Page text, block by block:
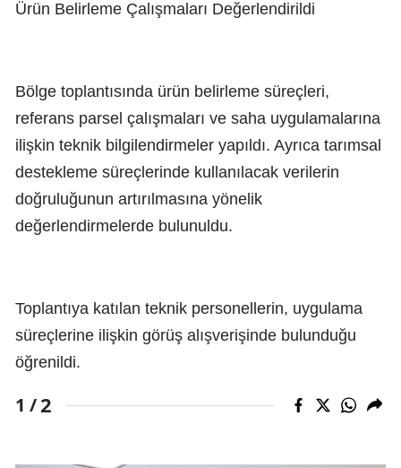
Ürün Belirleme Çalışmaları Değerlendirildi
Bölge toplantısında ürün belirleme süreçleri,
referans parsel çalışmaları ve saha uygulamalarına
ilişkin teknik bilgilendirmeler yapıldı. Ayrıca tarımsal
destekleme süreçlerinde kullanılacak verilerin
doğruluğunun artırılmasına yönelik
değerlendirmelerde bulunuldu.
Toplantıya katılan teknik personellerin, uygulama
süreçlerine ilişkin görüş alışverişinde bulunduğu
öğrenildi.
1 /2